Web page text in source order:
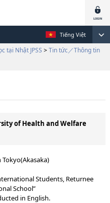
Tiếng Việt
tại Nhật JPSS > Tin tức／Thông tin
of Health and Welfare
Students, Returnee
School”
in English.